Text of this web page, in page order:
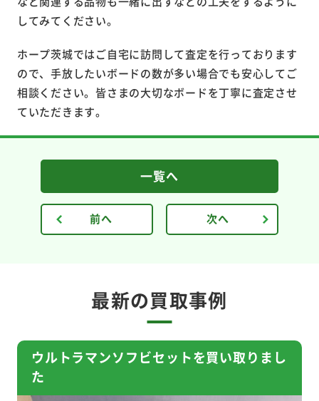
してみてください。
ホープ茨城ではご自宅に訪問して査定を行っております
ので、手放したいボードの数が多い場合でも安心してご
相談ください。皆さまの大切なボードを丁寧に査定させ
ていただきます。
前へ
一覧へ
次へ
最新の買取事例
ウルトラマンソフビセットを買い取りまし
た